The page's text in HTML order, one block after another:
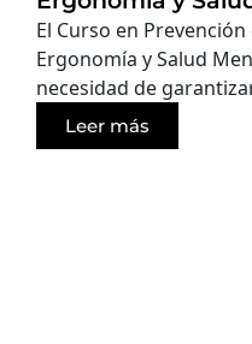
El Curso en
Ergonomía y Salud
necesidad de
Leer más